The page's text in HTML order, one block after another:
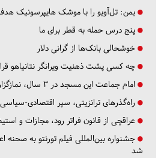
یمن: تل‌آویو را با موشک هایپرسونیک هدف
پنج درس‌ حمله به قطر برای ما
خوشحالی بانک‌ها از گرانی دلار
چه کسی پشت ذهنیت ویرانگر نتانیاهو
امام جماعت این مسجد در ۳ سال، نمازگزاران را ۴ برابر کرد
راه‌گذرهای ترانزیتی، سپر اقتصادی-سیاسی
عراقچی از قانون فراتر رود، مجازات و
جشنواره بین‌المللی فیلم تورنتو به صحنه
شد